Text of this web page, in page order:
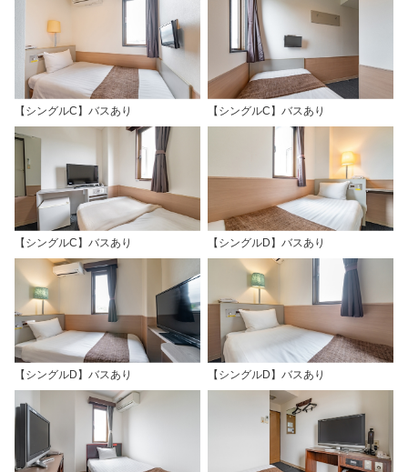
【シングルC】バスあり 【シングルC】バスあり
【シングルC】バスあり 【シングルD】バスあり
【シングルD】バスあり 【シングルD】バスあり